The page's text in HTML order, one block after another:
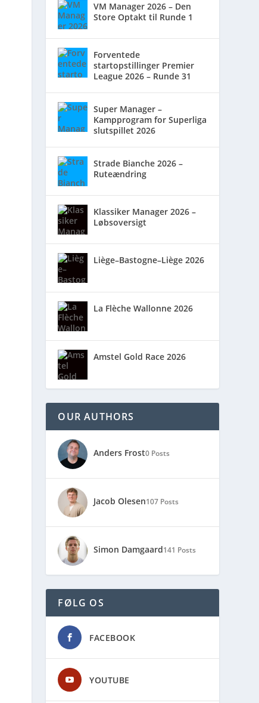
VM Manager 2026 – Den
Store Optakt til Runde 1
Forventede
startopstillinger Premier
League 2026 – Runde 31
Super Manager –
Kampprogram for Superliga
slutspillet 2026
Strade Bianche 2026 –
Ruteændring
Klassiker Manager 2026 –
Løbsoversigt
Liège–Bastogne–Liège 2026
La Flèche Wallonne 2026
Amstel Gold Race 2026
OUR AUTHORS
Anders Frost0 Posts
Jacob Olesen107 Posts
Simon Damgaard141 Posts
FØLG OS
FACEBOOK
YOUTUBE